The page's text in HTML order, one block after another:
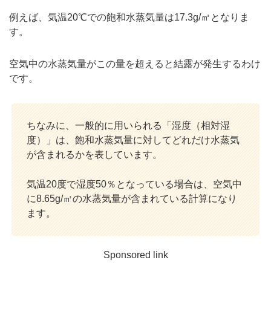
例えば、気温20℃での飽和水蒸気量は17.3g/㎥となりま
す。
空気中の水蒸気量がこの量を超えると結露が発生するわけ
です。
ちなみに、一般的に用いられる「湿度（相対湿
度）」は、飽和水蒸気量に対してどれだけ水蒸気
が含まれるかを表しています。
気温20度で湿度50％となっている場合は、空気中
に8.65g/㎥の水蒸気量が含まれている計算になり
ます。
Sponsored link